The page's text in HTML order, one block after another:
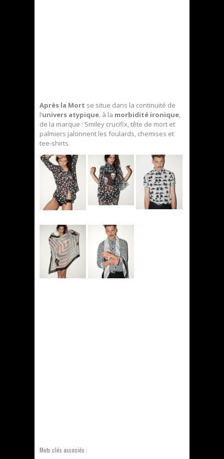
Après la Mort se situe dans la continuité de
l’univers atypique, à la morbidité ironique,
de la marque : Smiley crucifix, tête de mort et
palmiers jalonnent les foulards, chemises et
tee-shirts.
Mots clés associés :